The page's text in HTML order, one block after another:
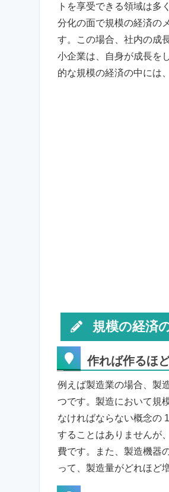
トを享受できる領域は多
分化の面で規模の経済の
す。この場合、社内の成
小企業は、自身が成長を
的な規模の経済の中には
規模の経済
作れば作るほ
例えば製造業の場合、製
つです。製造において規
なければならない概念の
することはありませんが
費です。また、製造機器
って、製造量がどれほど